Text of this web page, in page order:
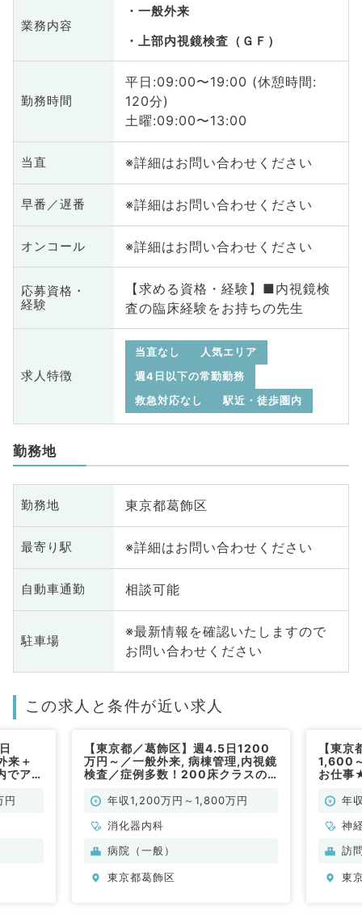
業務内容
一般外来
上部内視鏡検査（ＧＦ）
勤務時間
平日:09:00〜19:00 (休憩時間:
120分)
土曜:09:00〜13:00
当直 ※詳細はお問い合わせください
早番／遅番 ※詳細はお問い合わせください
オンコール ※詳細はお問い合わせください
応募資格・
経験
【求める資格・経験】■内視鏡検
査の臨床経験をお持ちの先生
求人特徴
当直なし
人気エリア
週4日以下の常勤勤務
救急対応なし
駅近・徒歩圏内
勤務地
勤務地 東京都葛飾区
最寄り駅 ※詳細はお問い合わせください
自動車通勤 相談可能
駐車場
※最新情報を確認いたしますので
お問い合わせください
この求人と条件が近い求人
来＋
でアク
円
【東京都／葛飾区】週4.5日1200
万円～／一般外来, 病棟管理,内視鏡
検査／症例多数！200床クラスの
年収1,200万円～1,800万円
消化器内科
病院（一般）
東京都葛飾区
【東
1,600
お仕事
／常勤
年
神
科
内
訪
東